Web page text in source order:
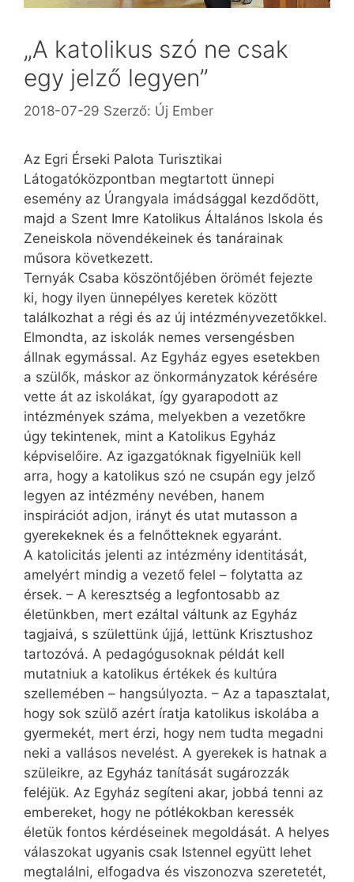
„A katolikus szó ne csak
egy jelző legyen”
2018-07-29 Szerző: Új Ember
Az Egri Érseki Palota Turisztikai
Látogatóközpontban megtartott ünnepi
esemény az Úrangyala imádsággal kezdődött,
majd a Szent Imre Katolikus Általános Iskola és
Zeneiskola növendékeinek és tanárainak
műsora következett.
Ternyák Csaba köszöntőjében örömét fejezte
ki, hogy ilyen ünnepélyes keretek között
találkozhat a régi és az új intézményvezetőkkel.
Elmondta, az iskolák nemes versengésben
állnak egymással. Az Egyház egyes esetekben
a szülők, máskor az önkormányzatok kérésére
vette át az iskolákat, így gyarapodott az
intézmények száma, melyekben a vezetőkre
úgy tekintenek, mint a Katolikus Egyház
képviselőire. Az igazgatóknak figyelniük kell
arra, hogy a katolikus szó ne csupán egy jelző
legyen az intézmény nevében, hanem
inspirációt adjon, irányt és utat mutasson a
gyerekeknek és a felnőtteknek egyaránt.
A katolicitás jelenti az intézmény identitását,
amelyért mindig a vezető felel – folytatta az
érsek. – A keresztség a legfontosabb az
életünkben, mert ezáltal váltunk az Egyház
tagjaivá, s születtünk újjá, lettünk Krisztushoz
tartozóvá. A pedagógusoknak példát kell
mutatniuk a katolikus értékek és kultúra
szellemében – hangsúlyozta. – Az a tapasztalat,
hogy sok szülő azért íratja katolikus iskolába a
gyermekét, mert érzi, hogy nem tudta megadni
neki a vallásos nevelést. A gyerekek is hatnak a
szüleikre, az Egyház tanítását sugározzák
feléjük. Az Egyház segíteni akar, jobbá tenni az
embereket, hogy ne pótlékokban keressék
életük fontos kérdéseinek megoldását. A helyes
válaszokat ugyanis csak Istennel együtt lehet
megtalálni, elfogadva és viszonozva szeretetét,